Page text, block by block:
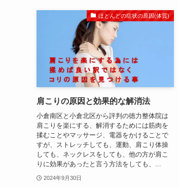
ほとんどの症状の原因(体質)
肩こりの原因と効果的な解消法
小倉南区と小倉北区から評判の徳力整体院は
肩こりを楽にする、解消するためには筋肉を
揉むことやマッサージ、電器をかけることで
すが、ストレッチしても、運動、肩こり体操
しても、ネックレスをしても、他の方が肩こ
りに効果があったと言う方法をしても、...
2024年9月30日